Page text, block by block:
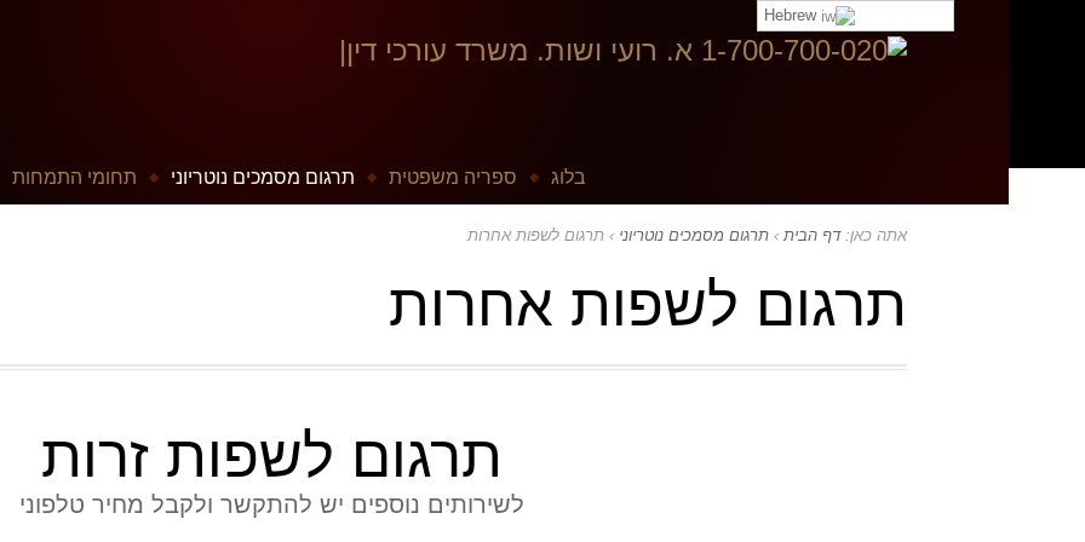
בקר ב:
תחומי התמחות תרגום מסמכים נוטריוני ספריה משפטית בלוג
אתה כאן:דף הבית › תרגום מסמכים נוטריוני › תרגום לשפות אחרות
תרגום לשפות אחרות
תרגום לשפות זרות
לשירותים נוספים יש להתקשר ולקבל מחיר טלפוני
Hebrew